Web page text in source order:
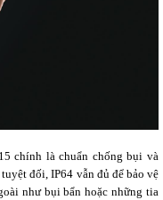
chính là chuẩn chống bụi và
đối, IP64 vẫn đủ để bảo vệ
như bụi bẩn hoặc những tia